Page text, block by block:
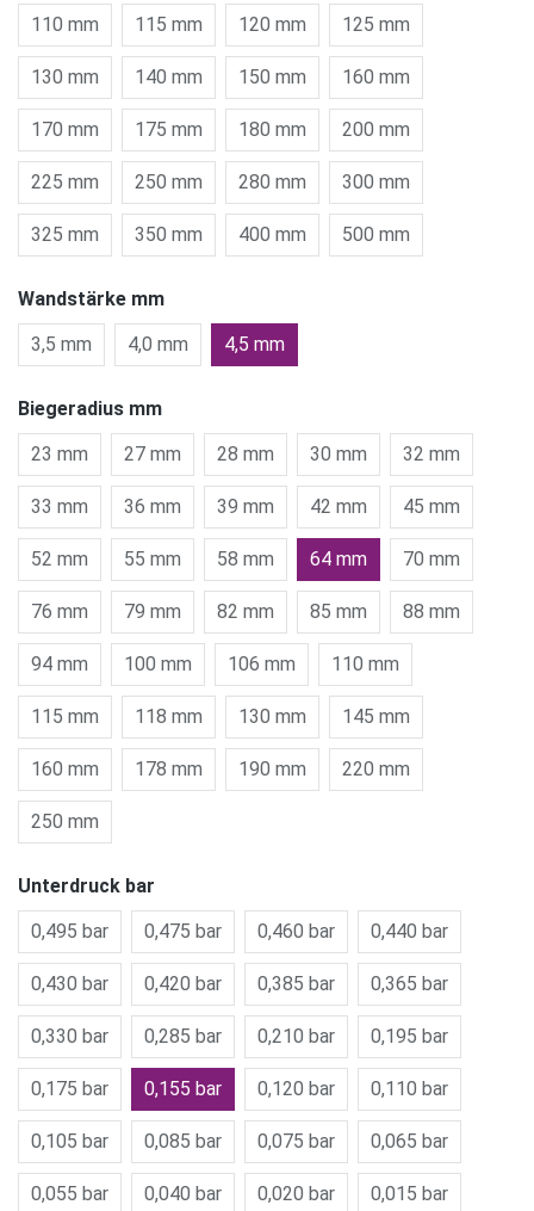
110 mm 115 mm 120 mm 125 mm
130 mm 140 mm 150 mm 160 mm
170 mm 175 mm 180 mm 200 mm
225 mm 250 mm 280 mm 300 mm
325 mm 350 mm 400 mm 500 mm
Wandstärke mm
3,5 mm
4,0 mm 4,5 mm
Biegeradius mm
23 mm
27 mm 28 mm 30 mm 32 mm
33 mm 36 mm 39 mm 42 mm 45 mm
52 mm 55 mm 58 mm 64 mm 70 mm
76 mm 79 mm 82 mm 85 mm 88 mm
94 mm 100 mm 106 mm 110 mm
115 mm 118 mm 130 mm 145 mm
160 mm 178 mm 190 mm 220 mm
250 mm
Unterdruck bar
0,495 bar
0,475 bar 0,460 bar 0,440 bar
0,430 bar 0,420 bar 0,385 bar 0,365 bar
0,330 bar 0,285 bar 0,210 bar 0,195 bar
0,175 bar 0,155 bar 0,120 bar 0,110 bar
0,105 bar 0,085 bar 0,075 bar 0,065 bar
0,055 bar 0,040 bar 0,020 bar 0,015 bar